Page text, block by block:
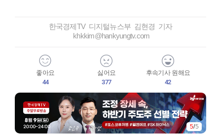
한국경제TV 디지털뉴스부 김현경 기자
khkkim@hankyungtv.com
좋아요
44
싫어요
377
후속기사 원해요
42
5/5